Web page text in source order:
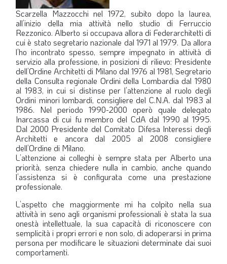
SCENARIO ECONOMICO
SPAZIO APERTO
GOVERNANCE
FONDAZIONE
ASSOCIAZIONI
LA VIGNETTA DI EVASIO
SPECIALE
CAMBIA NUMERO expand_more
Scarzella Mazzocchi nel 1972, subito dopo la laurea,
all’inizio della mia attività nello studio di Ferruccio
Rezzonico. Alberto si occupava allora di Federarchitetti di
cui è stato segretario nazionale dal 1971 al 1979. Da allora
l’ho incontrato spesso, sempre impegnato in attività di
servizio alla professione, in posizioni di rilievo: Presidente
dell’Ordine Architetti di Milano dal 1976 al 1981, Segretario
della Consulta regionale Ordini della Lombardia dal 1980
al 1983, in cui si distinse per l’attenzione al ruolo degli
Ordini minori lombardi, consigliere del C.N.A. dal 1983 al
1986. Nel periodo 1990-2000 operò quale delegato
Inarcassa di cui fu membro del CdA dal 1990 al 1995.
Dal 2000 Presidente del Comitato Difesa Interessi degli
Architetti e ancora dal 2005 al 2008 consigliere
dell’Ordine di Milano.
L’attenzione ai colleghi è sempre stata per Alberto una
priorità, senza chiedere nulla in cambio, anche quando
l’assistenza si è configurata come una prestazione
professionale.
L’aspetto che maggiormente mi ha colpito nella sua
attività in seno agli organismi professionali è stata la sua
onestà intellettuale, la sua capacità di riconoscere con
semplicità i propri errori e non solo, di adoperarsi in prima
persona per modificare le situazioni determinate dai suoi
comportamenti.